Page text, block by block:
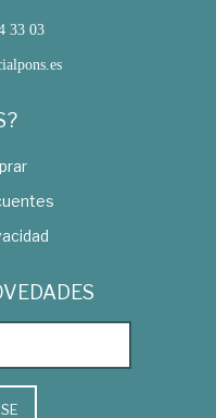
33 03